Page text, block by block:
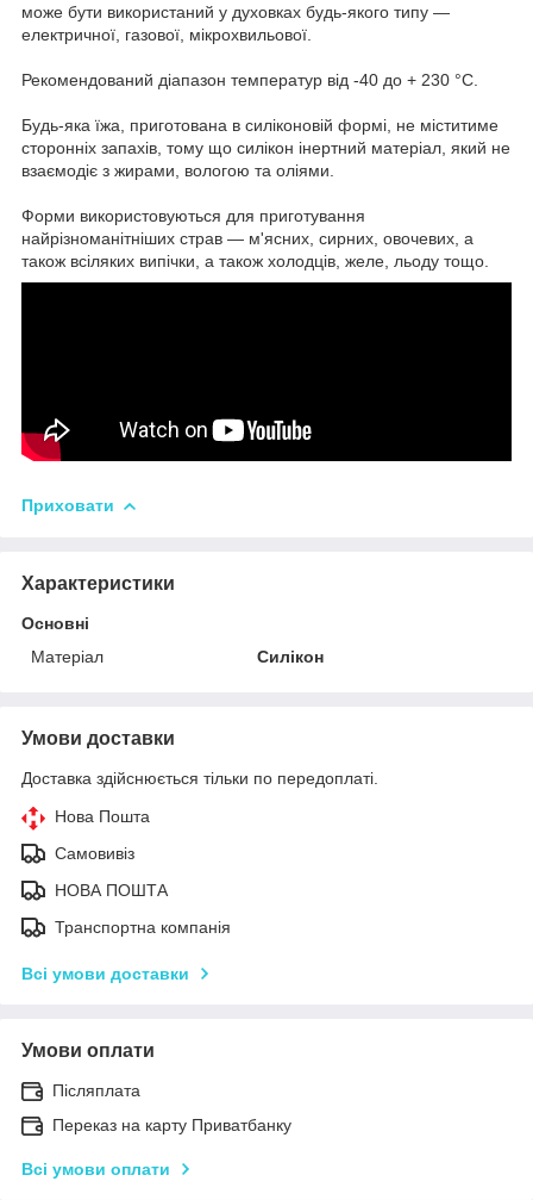
може бути використаний у духовках будь-якого типу —
електричної, газової, мікрохвильової.
Рекомендований діапазон температур від -40 до + 230 °C.
Будь-яка їжа, приготована в силіконовій формі, не міститиме
сторонніх запахів, тому що силікон інертний матеріал, який не
взаємодіє з жирами, вологою та оліями.
Форми використовуються для приготування
найрізноманітніших страв — м'ясних, сирних, овочевих, а
також всіляких випічки, а також холодців, желе, льоду тощо.
Приховати
Характеристики
Основні
Матеріал
Силікон
Умови доставки
Доставка здійснюється тільки по передоплаті.
Нова Пошта
Самовивіз
НОВА ПОШТА
Транспортна компанія
Всі умови доставки
Умови оплати
Післяплата
Переказ на карту Приватбанку
Всі умови оплати